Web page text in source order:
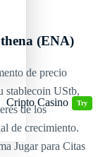
Cripto Casino Try
(ENA)
de precio
stablecoin UStb,
de los
de crecimiento.
Jugar para Citas